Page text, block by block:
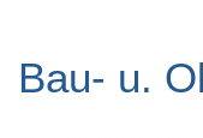
Bau- u.